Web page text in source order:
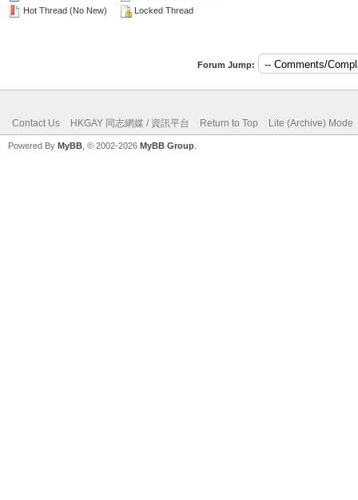
Hot Thread (No New)
Locked Thread
Forum Jump:
Contact Us HKGAY 同志網媒 / 資訊平台 Return to Top Lite (Archive) Mode
Powered By MyBB , © 2002-2026 MyBB Group